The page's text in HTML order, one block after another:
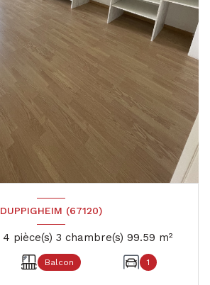
DUPPIGHEIM (67120)
Appartement 4 pièce(s) 3 chambre(s) 99.59 m²
Balcon 1